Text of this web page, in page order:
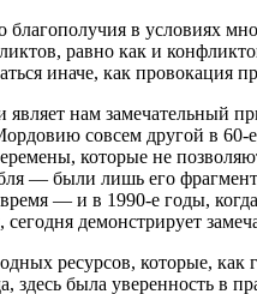
в условиях
равно как и
иначе, как провокация
нам замечательный
совсем другой в
которые не
— были лишь его
— и в 1990-е годы,
демонстрирует
ресурсов, которые, как
была уверенность в